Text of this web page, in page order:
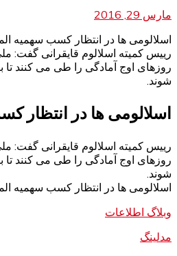
مارس 29, 2016
اسلالومی ها در انتظار کسب سهمیه
رییس کمیته اسلالوم قایقرانی گفت:
روزهای اوج آمادگی را طی می کنند
شوند.
اسلالومی ها در انتظار
رییس کمیته اسلالوم قایقرانی گفت:
روزهای اوج آمادگی را طی می کنند
شوند.
اسلالومی ها در انتظار کسب سهمیه
وبلاگ اطلاعات
مدلینگ